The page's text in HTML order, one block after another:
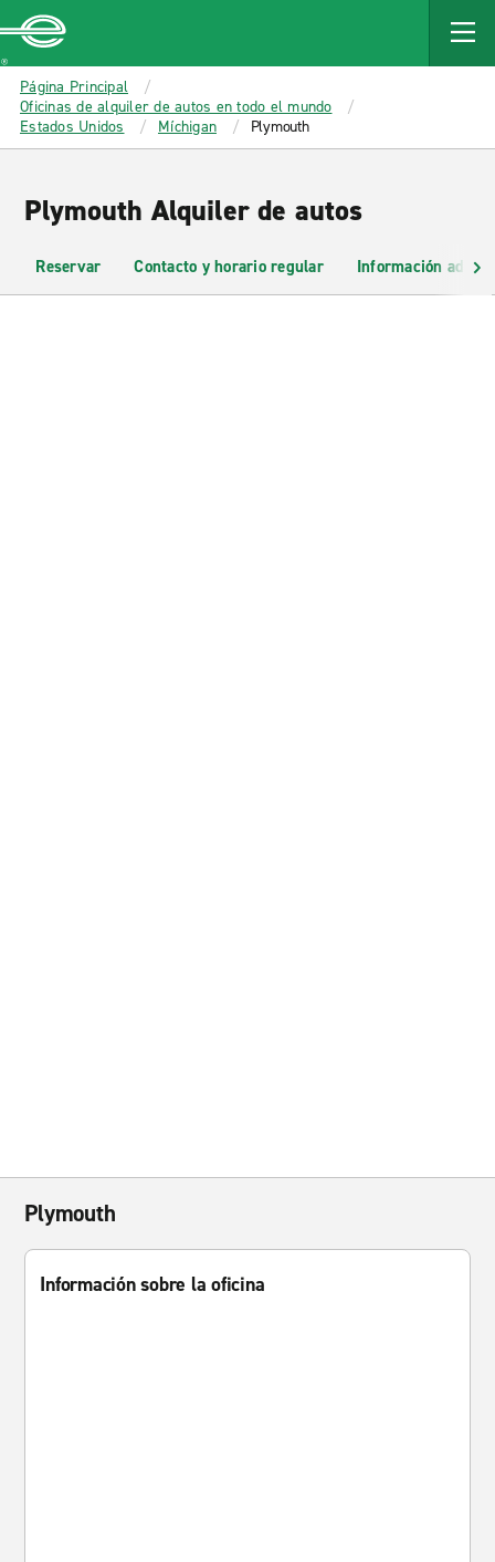
MAIN
CONTENT
Enterprise
Página Principal
Oficinas de alquiler de autos en todo el mundo
Estados Unidos
Míchigan Plymouth
Plymouth Alquiler de autos
Reservar Contacto y horario regular Información
Plymouth
Información sobre la oficina